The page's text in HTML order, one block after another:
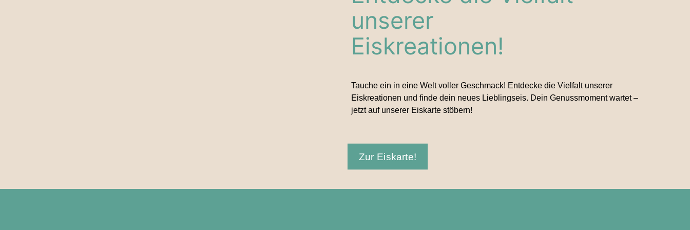
unserer
Eiskreationen!
Tauche ein in eine Welt voller Geschmack! Entdecke die Vielfalt unserer
Eiskreationen und finde dein neues Lieblingseis. Dein Genussmoment wartet –
jetzt auf unserer Eiskarte stöbern!
Zur Eiskarte!